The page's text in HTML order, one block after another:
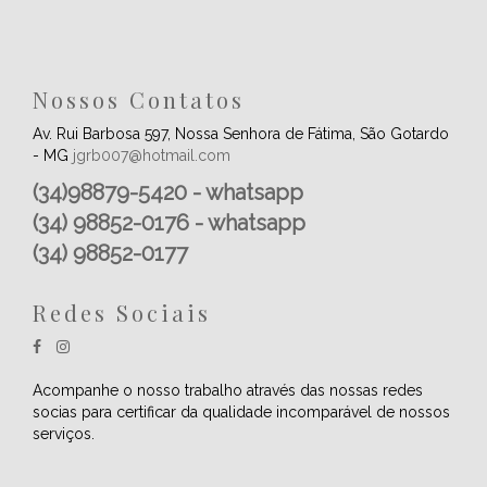
Nossos Contatos
Av. Rui Barbosa 597, Nossa Senhora de Fátima, São Gotardo
- MG jgrb007@hotmail.com
(34)98879-5420 - whatsapp
(34) 98852-0176 - whatsapp
(34) 98852-0177
Redes Sociais
Acompanhe o nosso trabalho através das nossas redes
socias para certificar da qualidade incomparável de nossos
serviços.